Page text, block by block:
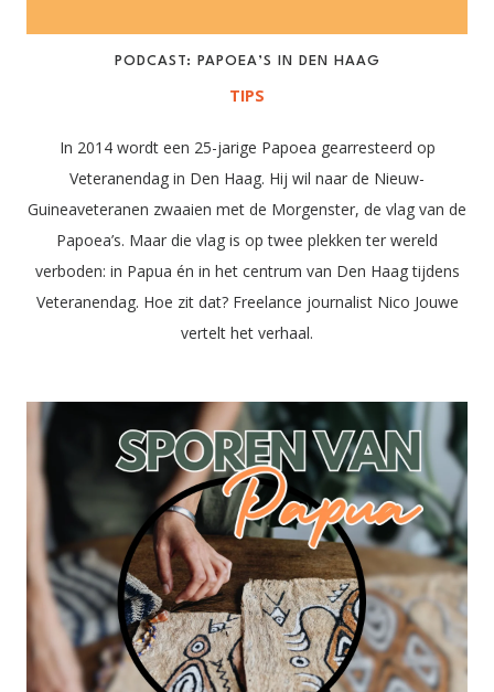
PODCAST: PAPOEA’S IN DEN HAAG
TIPS
In 2014 wordt een 25-jarige Papoea gearresteerd op
Veteranendag in Den Haag. Hij wil naar de Nieuw-
Guineaveteranen zwaaien met de Morgenster, de vlag van de
Papoea’s. Maar die vlag is op twee plekken ter wereld
verboden: in Papua én in het centrum van Den Haag tijdens
Veteranendag. Hoe zit dat? Freelance journalist Nico Jouwe
vertelt het verhaal.